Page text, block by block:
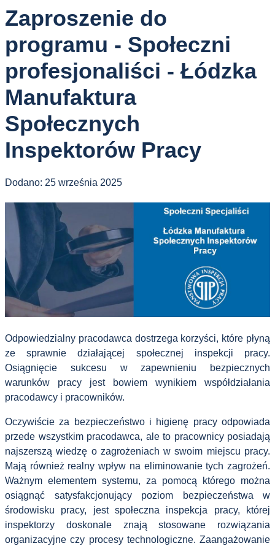
Zaproszenie do
programu - Społeczni
profesjonaliści - Łódzka
Manufaktura
Społecznych
Inspektorów Pracy
Dodano: 25 września 2025
Odpowiedzialny pracodawca dostrzega korzyści, które płyną
ze sprawnie działającej społecznej inspekcji pracy.
Osiągnięcie sukcesu w zapewnieniu bezpiecznych
warunków pracy jest bowiem wynikiem współdziałania
pracodawcy i pracowników.
Oczywiście za bezpieczeństwo i higienę pracy odpowiada
przede wszystkim pracodawca, ale to pracownicy posiadają
najszerszą wiedzę o zagrożeniach w swoim miejscu pracy.
Mają również realny wpływ na eliminowanie tych zagrożeń.
Ważnym elementem systemu, za pomocą którego można
osiągnąć satysfakcjonujący poziom bezpieczeństwa w
środowisku pracy, jest społeczna inspekcja pracy, której
inspektorzy doskonale znają stosowane rozwiązania
organizacyjne czy procesy technologiczne. Zaangażowanie